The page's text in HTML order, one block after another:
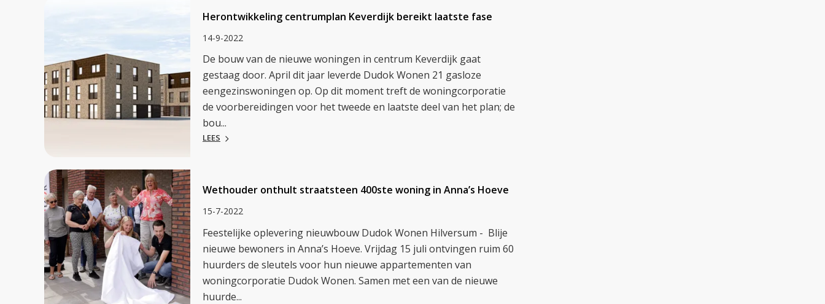
Herontwikkeling centrumplan Keverdijk bereikt laatste fase
14-9-2022
De bouw van de nieuwe woningen in centrum Keverdijk gaat
gestaag door. April dit jaar leverde Dudok Wonen 21 gasloze
eengezinswoningen op. Op dit moment treft de woningcorporatie
de voorbereidingen voor het tweede en laatste deel van het plan; de
bou...
LEES
Wethouder onthult straatsteen 400ste woning in Anna’s Hoeve
15-7-2022
Feestelijke oplevering nieuwbouw Dudok Wonen Hilversum - Blije
nieuwe bewoners in Anna’s Hoeve. Vrijdag 15 juli ontvingen ruim 60
huurders de sleutels voor hun nieuwe appartementen van
woningcorporatie Dudok Wonen. Samen met een van de nieuwe
huurde...